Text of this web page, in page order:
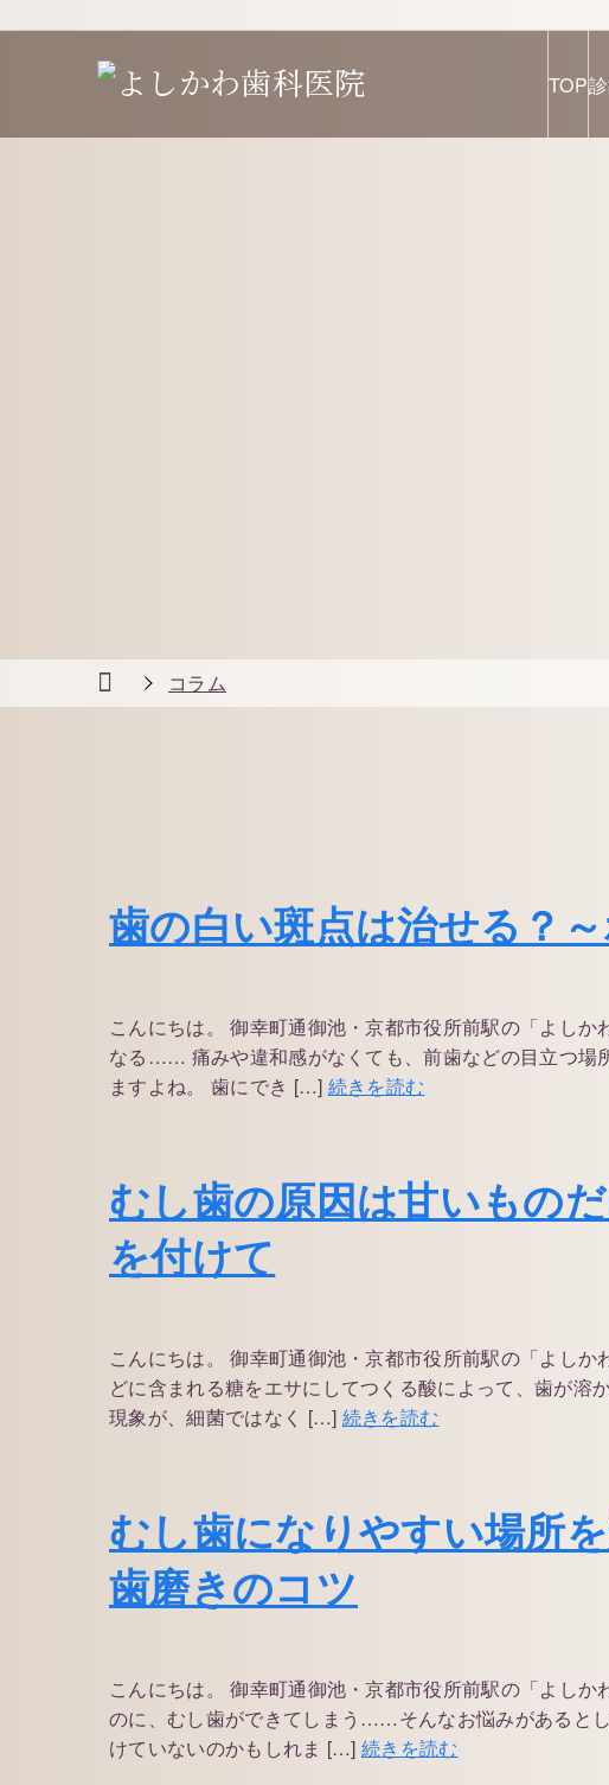
TOP
コラム
歯の白い斑点は治せる？
こんにちは。 御幸町通御池・京都市役所前駅の「よし
なる…… 痛みや違和感がなくても、前歯などの目立つ場
ますよね。 歯にでき […] 続きを読む
むし歯の原因は甘いもの
を付けて
こんにちは。 御幸町通御池・京都市役所前駅の「よし
どに含まれる糖をエサにしてつくる酸によって、歯が溶
現象が、細菌ではなく […] 続きを読む
むし歯になりやすい場所
歯磨きのコツ
こんにちは。 御幸町通御池・京都市役所前駅の「よし
のに、むし歯ができてしまう……そんなお悩みがあると
けていないのかもしれま […]続きを読む